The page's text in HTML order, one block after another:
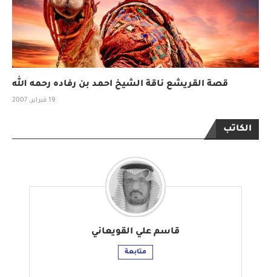
قصة القريشع ناقة الشيخ احمد بن رفاده رحمه الله
19 فبراير، 2007
الكاتب
قاسم علي القويعاني
متابعة